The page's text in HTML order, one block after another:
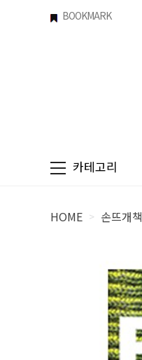
BOOKMARK
카테고리
HOME > 손뜨개책